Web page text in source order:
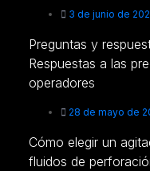
3 de junio de
Preguntas y
Respuestas a las
operadores
28 de mayo de
Cómo elegir un
fluidos de